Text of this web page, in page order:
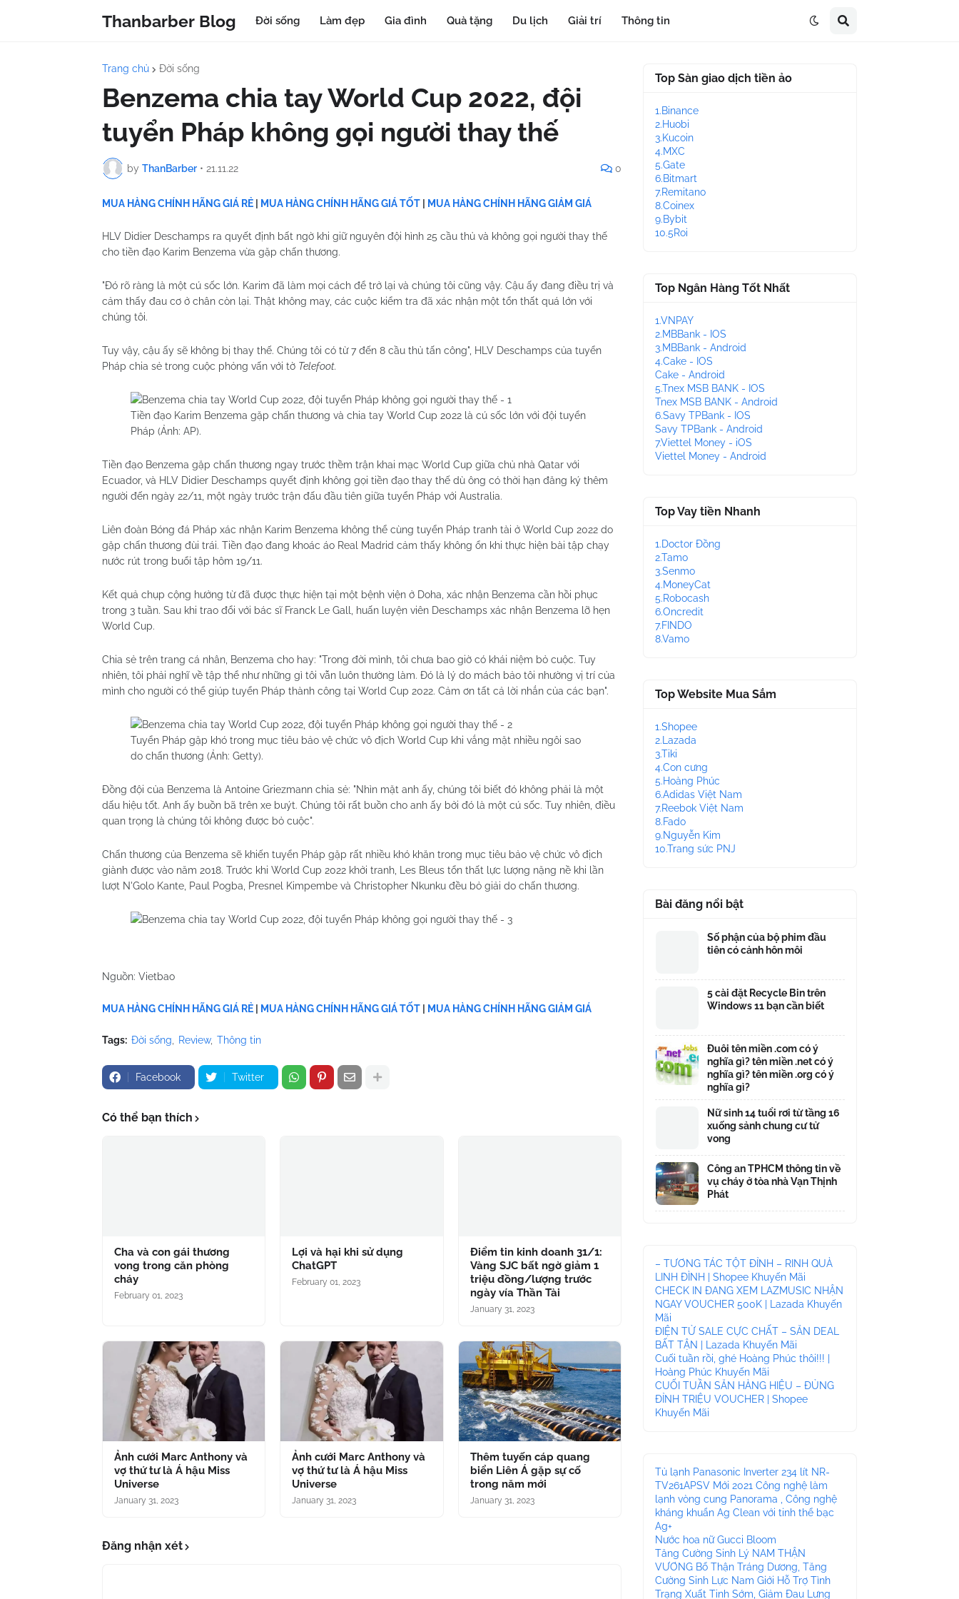
Thanbarber Blog Đời sống Làm đẹp Gia đình Quà tặng Du lịch Giải trí Thông tin
Trang chủ Đời sống
Benzema chia tay World Cup 2022, đội
tuyển Pháp không gọi người thay thế
by ThanBarber • 21.11.22 0
MUA HÀNG CHÍNH HÃNG GIÁ RẺ MUA HÀNG CHÍNH HÃNG GIÁ TỐT MUA HÀNG CHÍNH HÃNG GIẢM GIÁ
HLV Didier Deschamps ra quyết định bất ngờ khi giữ nguyên đội hình 25 cầu thủ và không gọi người thay thế
cho tiền đạo Karim Benzema vừa gặp chấn thương.
"Đó rõ ràng là một cú sốc lớn. Karim đã làm mọi cách để trở lại và chúng tôi cũng vậy. Cậu ấy đang điều trị và
cảm thấy đau cơ ở chân còn lại. Thật không may, các cuộc kiểm tra đã xác nhận một tổn thất quá lớn với
chúng tôi.
Tuy vậy, cậu ấy sẽ không bị thay thế. Chúng tôi có từ 7 đến 8 cầu thủ tấn công", HLV Deschamps của tuyển
Pháp chia sẻ trong cuộc phỏng vấn với tờ Telefoot.
Tiền đạo Karim Benzema gặp chấn thương và chia tay World Cup 2022 là cú sốc lớn với đội tuyển
Pháp (Ảnh: AP).
Tiền đạo Benzema gặp chấn thương ngay trước thềm trận khai mạc World Cup giữa chủ nhà Qatar với
Ecuador, và HLV Didier Deschamps quyết định không gọi tiền đạo thay thế dù ông có thời hạn đăng ký thêm
người đến ngày 22/11, một ngày trước trận đấu đầu tiên giữa tuyển Pháp với Australia.
Liên đoàn Bóng đá Pháp xác nhận Karim Benzema không thể cùng tuyển Pháp tranh tài ở World Cup 2022 do
gặp chấn thương đùi trái. Tiền đạo đang khoác áo Real Madrid cảm thấy không ổn khi thực hiện bài tập chạy
nước rút trong buổi tập hôm 19/11.
Kết quả chụp cộng hưởng từ đã được thực hiện tại một bệnh viện ở Doha, xác nhận Benzema cần hồi phục
trong 3 tuần. Sau khi trao đổi với bác sĩ Franck Le Gall, huấn luyện viên Deschamps xác nhận Benzema lỡ hẹn
World Cup.
Chia sẻ trên trang cá nhân, Benzema cho hay: "Trong đời mình, tôi chưa bao giờ có khái niệm bỏ cuộc. Tuy
nhiên, tôi phải nghĩ về tập thể như những gì tôi vẫn luôn thường làm. Đó là lý do mách bảo tôi nhường vị trí của
mình cho người có thể giúp tuyển Pháp thành công tại World Cup 2022. Cảm ơn tất cả lời nhắn của các bạn".
Tuyển Pháp gặp khó trong mục tiêu bảo vệ chức vô địch World Cup khi vắng mặt nhiều ngôi sao
do chấn thương (Ảnh: Getty).
Đồng đội của Benzema là Antoine Griezmann chia sẻ: "Nhìn mặt anh ấy, chúng tôi biết đó không phải là một
dấu hiệu tốt. Anh ấy buồn bã trên xe buýt. Chúng tôi rất buồn cho anh ấy bởi đó là một cú sốc. Tuy nhiên, điều
quan trọng là chúng tôi không được bỏ cuộc".
Chấn thương của Benzema sẽ khiến tuyển Pháp gặp rất nhiều khó khăn trong mục tiêu bảo vệ chức vô địch
giành được vào năm 2018. Trước khi World Cup 2022 khởi tranh, Les Bleus tổn thất lực lượng nặng nề khi lần
lượt N'Golo Kante, Paul Pogba, Presnel Kimpembe và Christopher Nkunku đều bỏ giải do chấn thương.
Nguồn: Vietbao
MUA HÀNG CHÍNH HÃNG GIÁ RẺ MUA HÀNG CHÍNH HÃNG GIÁ TỐT MUA HÀNG CHÍNH HÃNG GIẢM GIÁ
Tags: Đời sống Review Thông tin
Facebook Twitter
Có thể bạn thích
Cha và con gái thương
vong trong căn phòng
cháy
February 01, 2023
Lợi và hại khi sử dụng
ChatGPT
February 01, 2023
Điểm tin kinh doanh 31/1:
Vàng SJC bất ngờ giảm 1
triệu đồng/lượng trước
ngày vía Thần Tài
January 31, 2023
Ảnh cưới Marc Anthony và
vợ thứ tư là Á hậu Miss
Universe
January 31, 2023
Ảnh cưới Marc Anthony và
vợ thứ tư là Á hậu Miss
Universe
January 31, 2023
Thêm tuyến cáp quang
biển Liên Á gặp sự cố
trong năm mới
January 31, 2023
Đăng nhận xét
Top Sàn giao dịch tiền ảo
1.Binance
2.Huobi
3.Kucoin
4.MXC
5.Gate
6.Bitmart
7.Remitano
8.Coinex
9.Bybit
10.5Roi
Top Ngân Hàng Tốt Nhất
1.VNPAY
2.MBBank - IOS
3.MBBank - Android
4.Cake - IOS
Cake - Android
5.Tnex MSB BANK - IOS
Tnex MSB BANK - Android
6.Savy TPBank - IOS
Savy TPBank - Android
7.Viettel Money - iOS
Viettel Money - Android
Top Vay tiền Nhanh
1.Doctor Đồng
2.Tamo
3.Senmo
4.MoneyCat
5.Robocash
6.Oncredit
7.FINDO
8.Vamo
Top Website Mua Sắm
1.Shopee
2.Lazada
3.Tiki
4.Con cưng
5.Hoàng Phúc
6.Adidas Việt Nam
7.Reebok Việt Nam
8.Fado
9.Nguyễn Kim
10.Trang sức PNJ
Bài đăng nổi bật
Số phận của bộ phim đầu
tiên có cảnh hôn môi
5 cài đặt Recycle Bin trên
Windows 11 bạn cần biết
Đuôi tên miền .com có ý
nghĩa gì? tên miền .net có ý
nghĩa gì? tên miền .org có ý
nghĩa gì?
Nữ sinh 14 tuổi rơi từ tầng 16
xuống sảnh chung cư tử
vong
Công an TPHCM thông tin về
vụ cháy ở tòa nhà Vạn Thịnh
Phát
– TƯƠNG TÁC TỘT ĐỈNH – RINH QUÀ
LINH ĐÌNH | Shopee Khuyến Mãi
CHECK IN ĐANG XEM LAZMUSIC NHẬN
NGAY VOUCHER 500K | Lazada Khuyến
Mãi
ĐIỆN TỬ SALE CỰC CHẤT – SĂN DEAL
BẤT TẬN | Lazada Khuyến Mãi
Cuối tuần rồi, ghé Hoàng Phúc thôi!!! |
Hoàng Phúc Khuyến Mãi
CUỐI TUẦN SĂN HÀNG HIỆU – ĐỦNG
ĐỈNH TRIỆU VOUCHER | Shopee
Khuyến Mãi
Tủ lạnh Panasonic Inverter 234 lít NR-
TV261APSV Mới 2021 Công nghệ làm
lạnh vòng cung Panorama , Công nghệ
kháng khuẩn Ag Clean với tinh thể bạc
Ag+
Nước hoa nữ Gucci Bloom
Tăng Cường Sinh Lý NAM THẬN
VƯƠNG Bổ Thận Tráng Dương, Tăng
Cường Sinh Lực Nam Giới Hỗ Trợ Tình
Trạng Xuất Tinh Sớm, Giảm Đau Lưng